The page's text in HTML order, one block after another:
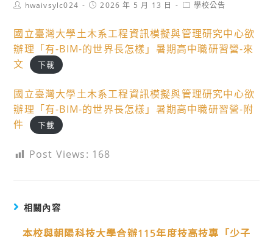
Posthwaivsylc024
Post2026 年 5 月 13 日
Post學校公告
國立臺灣大學土木系工程資訊模擬與管理研究中心欲
辦理「有-BIM-的世界長怎樣」暑期高中職研習營-來
文
下載
國立臺灣大學土木系工程資訊模擬與管理研究中心欲
辦理「有-BIM-的世界長怎樣」暑期高中職研習營-附
件
下載
Post Views: 168
相關內容
本校與朝陽科技大學合辦115年度技高技專「少子